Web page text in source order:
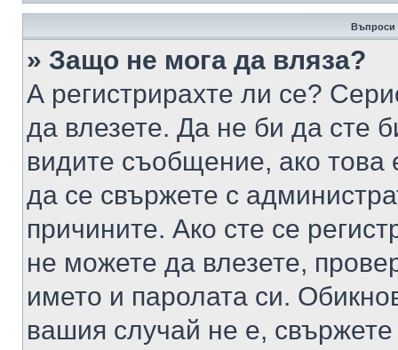
Въпроси
» Защо не мога да вляза?
А регистрирахте ли се?
да влезете. Да не би да сте
видите съобщение, ако това
да се свържете с
причините. Ако сте се
не можете да влезете,
името и паролата си.
вашия случай не е,